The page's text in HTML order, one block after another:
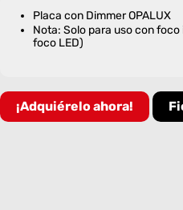
Placa con Dimmer OPALUX
Nota: Solo para uso con
foco LED)
¡Adquiérelo ahora!